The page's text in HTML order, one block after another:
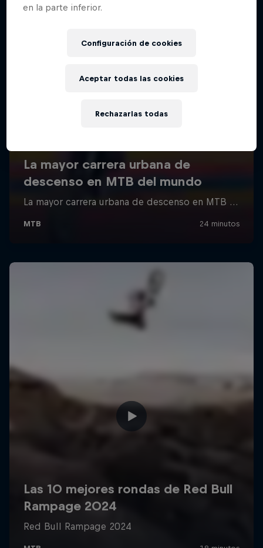
en la parte inferior.
Configuración de cookies
Rechazarlas todas
Aceptar todas las cookies